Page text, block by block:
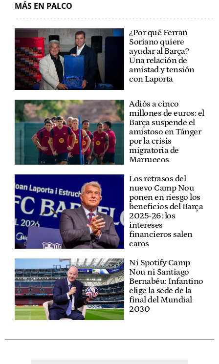
MÁS EN PALCO
¿Por qué Ferran
Soriano quiere
ayudar al Barça?
Una relación de
amistad y tensión
con Laporta
Adiós a cinco
millones de euros: el
Barça suspende el
amistoso en Tánger
por la crisis
migratoria de
Marruecos
Los retrasos del
nuevo Camp Nou
ponen en riesgo los
beneficios del Barça
2025-26: los
intereses
financieros salen
caros
Ni Spotify Camp
Nou ni Santiago
Bernabéu: Infantino
elige la sede de la
final del Mundial
2030